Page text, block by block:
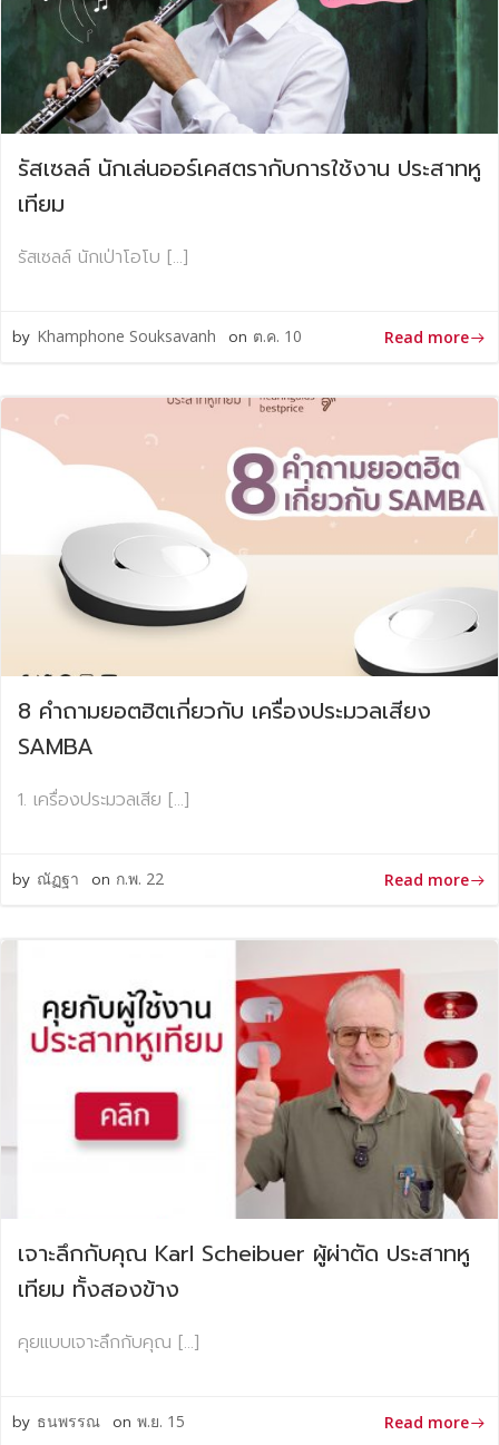
รัสเซลล์ นักเล่นออร์เคสตรากับการใช้งาน ประสาทหู
เทียม
รัสเซลล์ นักเป่าโอโบ […]
by Khamphone Souksavanh on ต.ค. 10 Read more
8 คำถามยอตฮิตเกี่ยวกับ เครื่องประมวลเสียง
SAMBA
1. เครื่องประมวลเสีย […]
by ณัฏฐา on ก.พ. 22 Read more
เจาะลึกกับคุณ Karl Scheibuer ผู้ผ่าตัด ประสาทหู
เทียม ทั้งสองข้าง
คุยแบบเจาะลึกกับคุณ […]
by ธนพรรณ on พ.ย. 15 Read more